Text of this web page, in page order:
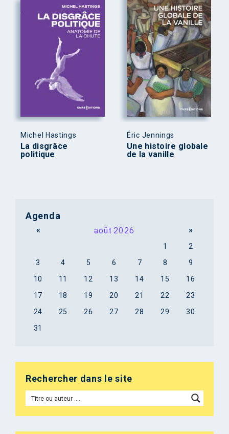
Michel Hastings
La disgrâce
politique
Éric Jennings
Une histoire globale
de la vanille
Agenda
« août 2026 »
1
2
3
4 5 6 7 8
9
10
11 12 13 14 15
16
17
18 19 20 21 22
23
24
25 26 27 28 29
30
31
Rechercher dans le site